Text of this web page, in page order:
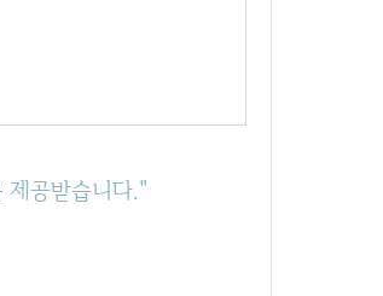
제공받습니다."